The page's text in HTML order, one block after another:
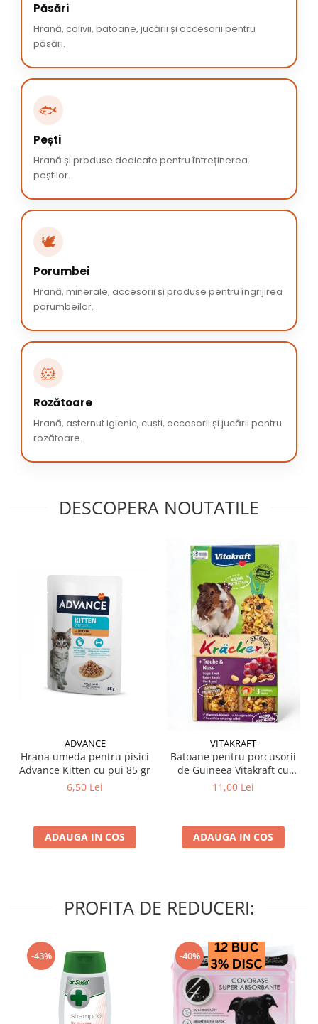
Păsări
Hrană, colivii, batoane, jucării și accesorii pentru
păsări.
🐟
Pești
Hrană și produse dedicate pentru întreținerea
peștilor.
🕊️
Porumbei
Hrană, minerale, accesorii și produse pentru îngrijirea
porumbeilor.
🐹
Rozătoare
Hrană, așternut igienic, cuști, accesorii și jucării pentru
rozătoare.
DESCOPERA NOUTATILE
ADVANCE
Hrana umeda pentru pisici
Advance Kitten cu pui 85 gr
6,50 Lei
ADAUGA IN COS
VITAKRAFT
Batoane pentru porcusorii
de Guineea Vitakraft cu
struguri & nuci 2 buc
11,00 Lei
ADAUGA IN COS
PROFITA DE REDUCERI:
-43% -40%